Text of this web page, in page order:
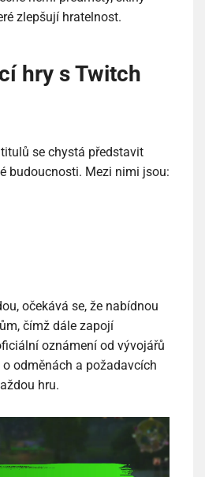
zlepšují hratelnost.
hry s Twitch
se chystá představit
budoucnosti. Mezi nimi jsou:
očekává se, že nabídnou
čímž dále zapojí
oznámení od vývojářů
odměnách a požadavcích
hru.